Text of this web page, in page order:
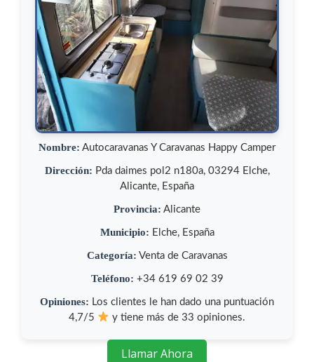
Nombre: Autocaravanas Y Caravanas Happy Camper
Dirección: Pda daimes pol2 n180a, 03294 Elche,
Alicante, España
Provincia: Alicante
Municipio: Elche, España
Categoría: Venta de Caravanas
Teléfono: +34 619 69 02 39
Opiniones: Los clientes le han dado una puntuación
4,7/5
y tiene más de 33 opiniones.
Llamar Ahora